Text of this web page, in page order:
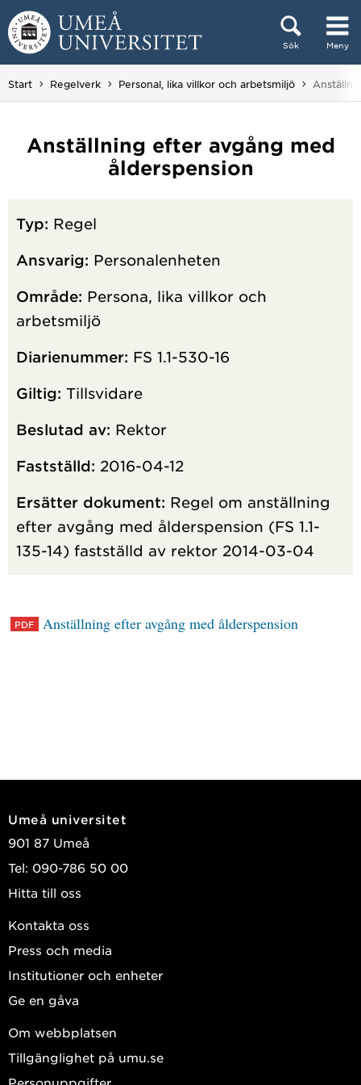
Hoppa direkt till innehållet
Sök Meny
Huvudmenyn dold.
Start Regelverk Personal, lika villkor och arbetsmiljö Du är här:
Anställning efter avgång med
ålderspension
Typ: Regel
Ansvarig: Personalenheten
Område: Persona, lika villkor och
arbetsmiljö
Diarienummer: FS 1.1-530-16
Giltig: Tillsvidare
Beslutad av: Rektor
Fastställd: 2016-04-12
Ersätter dokument: Regel om anställning
efter avgång med ålderspension (FS 1.1-
135-14) fastställd av rektor 2014-03-04
Anställning efter avgång med ålderspension
Umeå universitet
901 87 Umeå
Tel: 090-786 50 00
Hitta till oss
Kontakta oss
Press och media
Institutioner och enheter
Ge en gåva
Om webbplatsen
Tillgänglighet på umu.se